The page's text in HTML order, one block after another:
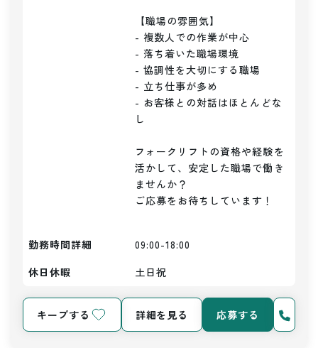
【職場の雰囲気】
- 複数人での作業が中心
- 落ち着いた職場環境
- 協調性を大切にする職場
- 立ち仕事が多め
- お客様との対話はほとんどな
し
フォークリフトの資格や経験を
活かして、安定した職場で働き
ませんか？
ご応募をお待ちしています！
勤務時間詳細
09:00-18:00
休日休暇
土日祝
キープする 詳細を見る 応募する